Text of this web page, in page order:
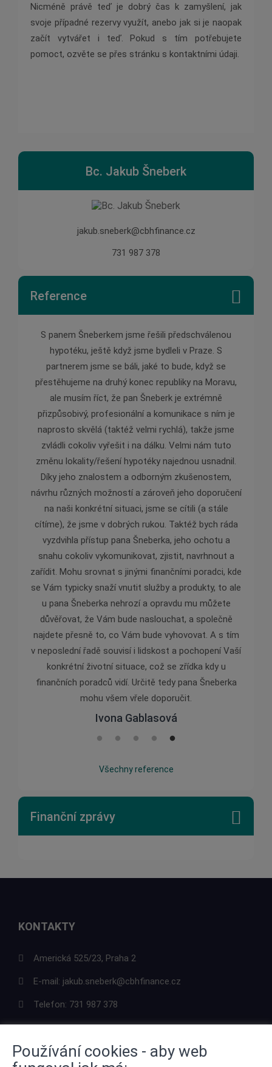
Nicméně právě teď je dobrý čas k zamyšlení, jak
svoje případné rezervy využít, anebo jak si je naopak
začít vytvářet i teď. Pokud s tím potřebujete
pomoct, ozvěte se přes stránku s kontaktními údaji.
Bc. Jakub Šneberk
jakub.sneberk@cbhfinance.cz
731 987 378
Reference
S panem Šneberkem jsme řešili předschválenou
hypotéku, ještě když jsme bydleli v Praze. S
partnerem jsme se báli, jaké to bude, když se
přestěhujeme na druhý konec republiky na Moravu,
ale musím říct, že pan Šneberk je extrémně
přizpůsobivý, profesionální a komunikace s ním je
naprosto skvělá (taktéž velmi rychlá), takže jsme
zvládli cokoliv vyřešit i na dálku. Velmi nám tuto
změnu lokality/řešení hypotéky najednou usnadnil.
Díky jeho znalostem a odborným zkušenostem,
návrhu různých možností a zároveň jeho doporučení
na naši konkrétní situaci, jsme se cítili (a stále
cítíme), že jsme v dobrých rukou. Taktéž bych ráda
vyzdvihla přístup pana Šneberka, jeho ochotu a
snahu cokoliv vykomunikovat, zjistit, navrhnout a
zařídit. Mohu srovnat s jinými finančními poradci, kde
se Vám typicky snaží vnutit služby a produkty, to ale
u pana Šneberka nehrozí a opravdu mu můžete
důvěřovat, že Vám bude naslouchat, a společně
najdete přesně to, co Vám bude vyhovovat. A s tím
v neposlední řadě souvisí i lidskost a pochopení Vaší
konkrétní životní situace, což se zřídka kdy u
finančních poradců vidí. Určitě tedy pana Šneberka
mohu všem vřele doporučit.
Ivona Gablasová
Všechny reference
Finanční zprávy
KONTAKTY
Americká 525/23, Praha 2
E-mail: jakub.sneberk@cbhfinance.cz
Telefon: 731 987 378
Používání cookies - aby web